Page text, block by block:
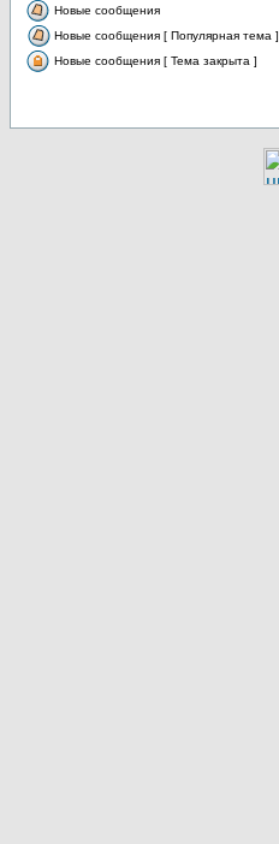
Новые сообщения
Новые сообщения [ Популярная тема ]
Новые сообщения [ Тема закрыта ]